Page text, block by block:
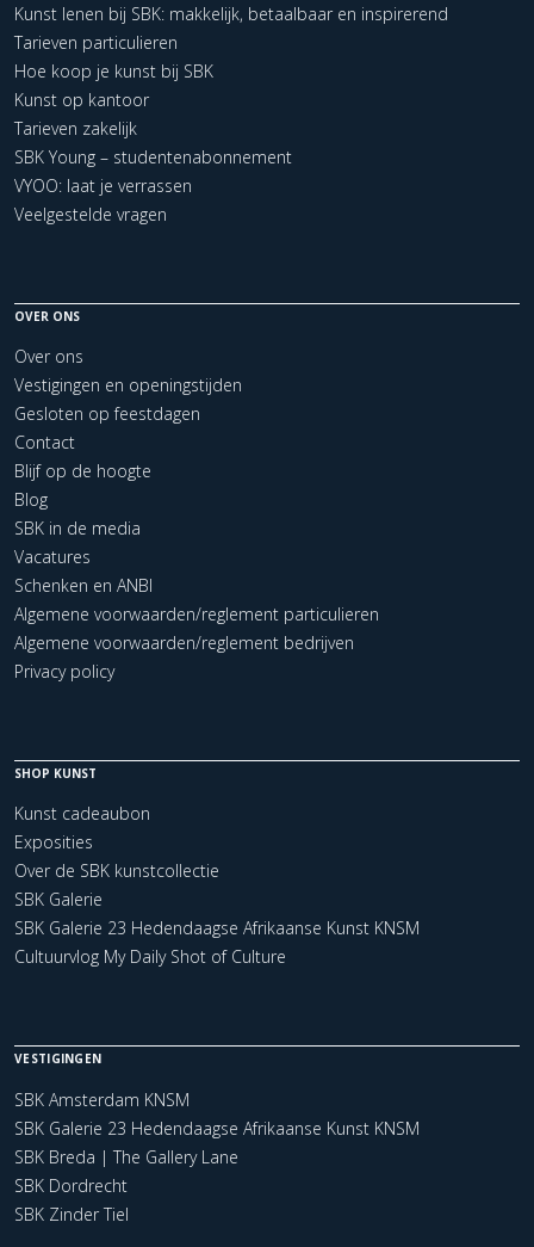
Kunst lenen bij SBK: makkelijk, betaalbaar en inspirerend
Tarieven particulieren
Hoe koop je kunst bij SBK
Kunst op kantoor
Tarieven zakelijk
SBK Young – studentenabonnement
VYOO: laat je verrassen
Veelgestelde vragen
OVER ONS
Over ons
Vestigingen en openingstijden
Gesloten op feestdagen
Contact
Blijf op de hoogte
Blog
SBK in de media
Vacatures
Schenken en ANBI
Algemene voorwaarden/reglement particulieren
Algemene voorwaarden/reglement bedrijven
Privacy policy
SHOP KUNST
Kunst cadeaubon
Exposities
Over de SBK kunstcollectie
SBK Galerie
SBK Galerie 23 Hedendaagse Afrikaanse Kunst KNSM
Cultuurvlog My Daily Shot of Culture
VESTIGINGEN
SBK Amsterdam KNSM
SBK Galerie 23 Hedendaagse Afrikaanse Kunst KNSM
SBK Breda | The Gallery Lane
SBK Dordrecht
SBK Zinder Tiel